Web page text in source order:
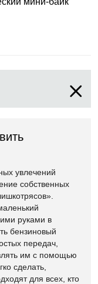
увлечений
собственных
руками в
бензиновый
передач,
им с помощью
сделать,
для всех, кто